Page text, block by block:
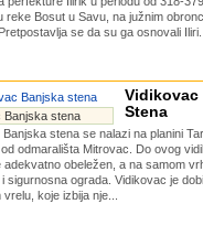
reke Bosut u Savu, na južnim
se da su ga osnovali
Banjska stena
Vidikovac
Stena
stena se nalazi na planini
odmarališta Mitrovac. Do ovog
adekvatno obeležen, a na samom
sigurnosna ograda. Vidikovac je
koje izbija nje...